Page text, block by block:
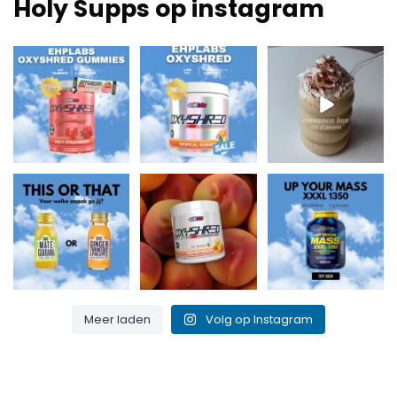
Holy Supps op instagram
Nieuw bij Holy Supps
🍬⚡
De OxyShred
Gummies...
3
Laag in vet en 150mg
cafeïne per serving!
⚡...
0 2
Voedzaam, rijk aan
eiwitten en perfect
voor...
2 0
Maté & Guarana
voor de energiekick
of Ginger,...
0 0
Kiss my peach &
burn that fat! 🍑🔥
1 0
Up Your Mass XXXL
1350 = eiwitten +
BCAA’s voor...
1 0
Meer laden Volg op Instagram